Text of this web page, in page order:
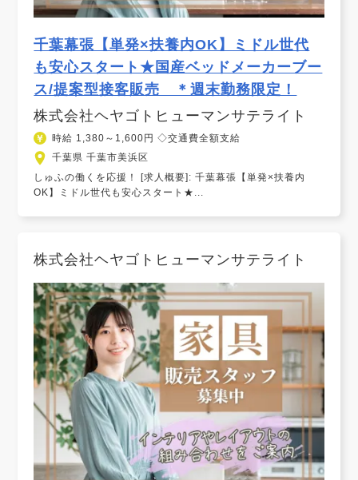
千葉幕張【単発×扶養内OK】ミドル世代
も安心スタート★国産ベッドメーカーブー
ス/提案型接客販売 ＊週末勤務限定！
株式会社ヘヤゴトヒューマンサテライト
時給 1,380～1,600円 ◇交通費全額支給
千葉県 千葉市美浜区
しゅふの働くを応援！ [求人概要]: 千葉幕張【単発×扶養内
OK】ミドル世代も安心スタート★...
株式会社ヘヤゴトヒューマンサテライト